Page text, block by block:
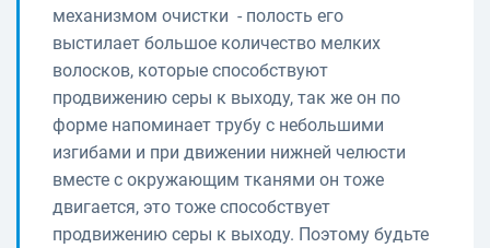
механизмом очистки - полость его
выстилает большое количество мелких
волосков, которые способствуют
продвижению серы к выходу, так же он по
форме напоминает трубу с небольшими
изгибами и при движении нижней челюсти
вместе с окружающим тканями он тоже
двигается, это тоже способствует
продвижению серы к выходу. Поэтому будьте